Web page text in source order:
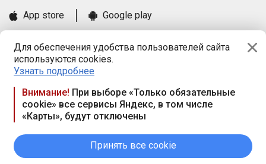
Для обеспечения удобства пользователей сайта
используются cookies.
Узнать подробнее
Внимание! При выборе «Только обязательные
cookie» все сервисы Яндекс, в том числе
«Карты», будут отключены
Принять все cookie
App store
Google play
Книга замечаний и предложений
Правила и документы
Praca.by © 2000—2026, ООО «ПРАЦА БАЙ»
Республика Беларусь, 220114, г. Минск, пр-т Независимости
117а, пом. № 9.
вых. дн. — сб., вс.
Режим работы сайта — круглосуточно. E-mail ООО «ПРАЦА
БАЙ» editor@praca.by